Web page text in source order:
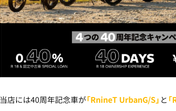
当店には40周年記念車が「RnineT UrbanG/S」 と